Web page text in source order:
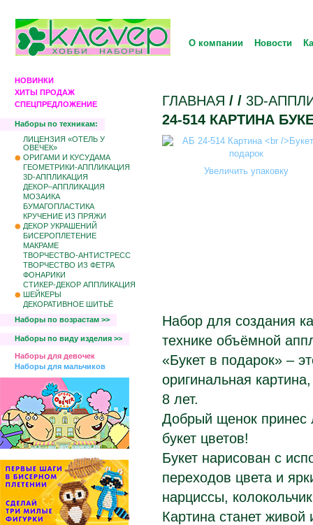
О компании Новости
НОВИНКИ
ХИТЫ ПРОДАЖ
СПЕЦПРЕДЛОЖЕНИЕ
Наборы по техникам:
ЛИЦЕНЗИЯ «ОТЕЛЬ У
ОВЕЧЕК»
ОРИГАМИ И КУСУДАМА
ГЕОМЕТРИКИ-АППЛИКАЦИЯ
3D-АППЛИКАЦИЯ
ДЕКОР–АППЛИКАЦИЯ
МОЗАИКА
БУМАГОПЛАСТИКА
КРУЧЕНИЕ ИЗ ПРЯЖИ
ДЕКОР УКРАШЕНИЙ
БИCЕРОПЛЕТЕНИЕ
МАКРАМЕ
ТВОРЧЕСТВО-АНТИСТРЕСС
ТВОРЧЕСТВО ИЗ ФЕТРА
ФОНАРИКИ
СТИКЕР-ДЕКОР АППЛИКАЦИЯ
ШЕЙКЕРЫ
ДЕКОРАТИВНОЕ ШИТЬЁ
Наборы по возрастам >>
Наборы по виду изделия >>
Наборы для девочек
Наборы для мальчиков
ГЛАВНАЯ / / 3D-
24-514 КАРТИНА
Увеличить упаковку
Набор для создания
технике объёмной
«Букет в подарок» –
оригинальная
8 лет.
Добрый щенок принес
букет цветов!
Букет нарисован с
переходов цвета и
нарциссы,
Картина станет